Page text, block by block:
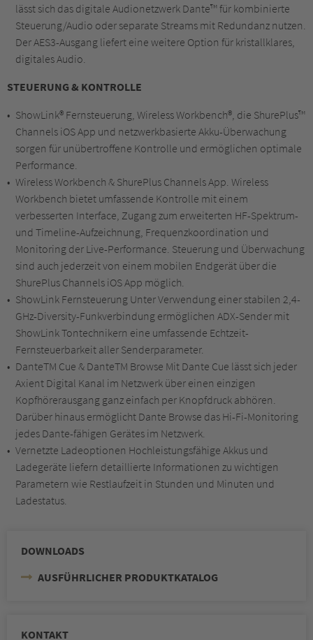
lässt sich das digitale Audionetzwerk Dante™ für kombinierte
Steuerung/Audio oder separate Streams mit Redundanz nutzen.
Der AES3-Ausgang liefert eine weitere Option für kristallklares,
digitales Audio.
STEUERUNG & KONTROLLE
ShowLink® Fernsteuerung, Wireless Workbench®, die ShurePlus™
Channels iOS App und netzwerkbasierte Akku-Überwachung
sorgen für unübertroffene Kontrolle und ermöglichen optimale
Performance.
Wireless Workbench & ShurePlus Channels App. Wireless
Workbench bietet umfassende Kontrolle mit einem
verbesserten Interface, Zugang zum erweiterten HF-Spektrum-
und Timeline-Aufzeichnung, Frequenzkoordination und
Monitoring der Live-Performance. Steuerung und Überwachung
sind auch jederzeit von einem mobilen Endgerät über die
ShurePlus Channels iOS App möglich.
ShowLink Fernsteuerung Unter Verwendung einer stabilen 2,4-
GHz-Diversity-Funkverbindung ermöglichen ADX-Sender mit
ShowLink Tontechnikern eine umfassende Echtzeit-
Fernsteuerbarkeit aller Senderparameter.
DanteTM Cue & DanteTM Browse Mit Dante Cue lässt sich jeder
Axient Digital Kanal im Netzwerk über einen einzigen
Kopfhörerausgang ganz einfach per Knopfdruck abhören.
Darüber hinaus ermöglicht Dante Browse das Hi-Fi-Monitoring
jedes Dante-fähigen Gerätes im Netzwerk.
Vernetzte Ladeoptionen Hochleistungsfähige Akkus und
Ladegeräte liefern detaillierte Informationen zu wichtigen
Parametern wie Restlaufzeit in Stunden und Minuten und
Ladestatus.
DOWNLOADS
AUSFÜHRLICHER PRODUKTKATALOG
KONTAKT